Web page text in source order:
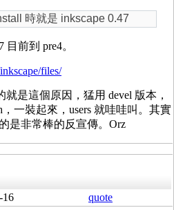
時就是 inkscape 0.47
目前到 pre4。
files/
是這個原因，猛用 devel 版本，
一裝起來，users 就哇哇叫。其實
是非常棒的反宣傳。Orz
16 quote